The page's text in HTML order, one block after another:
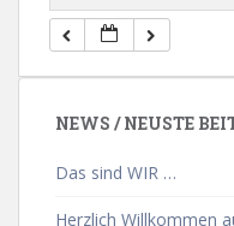
22:00
NEWS / NEUSTE
Das sind WIR …
Herzlich Willkommen